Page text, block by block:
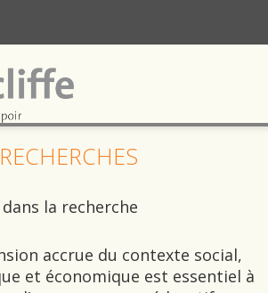
RECHERCHES
la recherche
accrue du contexte social,
et économique est essentiel à